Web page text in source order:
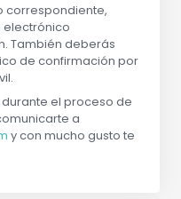
correspondiente,
electrónico
También deberás
de confirmación por
el proceso de
a
y con mucho gusto te